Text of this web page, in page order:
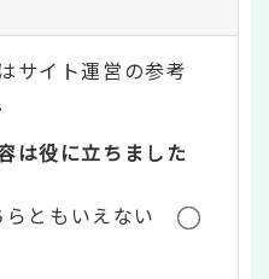
サイト運営の参考
は役に立ちました
らともいえない